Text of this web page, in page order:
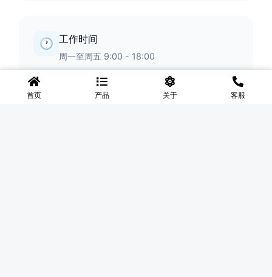
🕐 工作时间
周一至周五 9:00 - 18:00
首页 产品 关于 客服